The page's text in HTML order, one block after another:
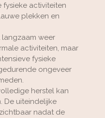
fysieke activiteiten
plekken en
langzaam weer
activiteiten, maar
fysieke
ongeveer
herstel kan
De uiteindelijke
nadat de